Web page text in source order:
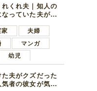
れくれ夫｜知人の
っていた夫が家
夫婦
マンガ
幼児
た夫がクズだった
者の彼女が気に